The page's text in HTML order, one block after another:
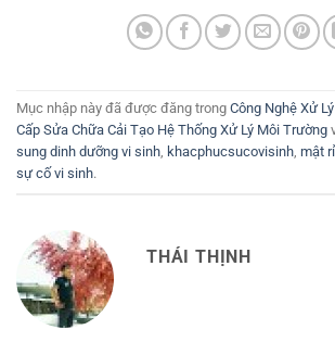
Mục nhập này đã được đăng trong Công Nghệ Xử
Cấp Sửa Chữa Cải Tạo Hệ Thống Xử Lý Môi Trường
sung dinh dưỡng vi sinh, khacphucsucovisinh, mật
sự cố vi sinh.
THÁI THỊNH